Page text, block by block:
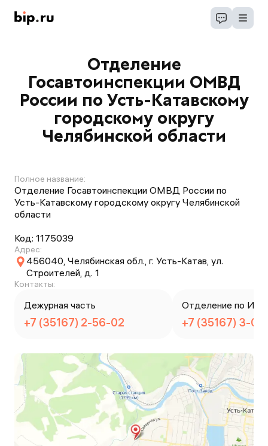
Отделение
Госавтоинспекции ОМВД
России по Усть-Катавскому
городскому округу
Челябинской области
Полное название:
Отделение Госавтоинспекции ОМВД России по
Усть-Катавскому городскому округу Челябинской
области
Код: 1175039
Адрес:
456040, Челябинская обл., г. Усть-Катав, ул.
Строителей, д. 1
Контакты:
Дежурная часть
+7 (35167) 2-56-02
Отделение по ИАЗ
+7 (35167) 3-